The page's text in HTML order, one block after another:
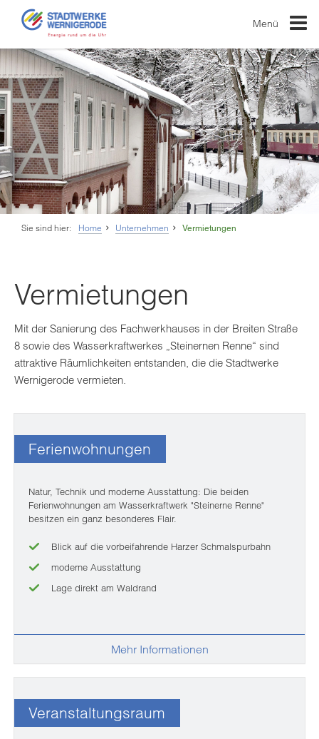
Menü
Sie sind hier: Home Unternehmen Vermietungen
Vermietungen
Mit der Sanierung des Fachwerkhauses in der Breiten Straße
8 sowie des Wasserkraftwerkes „Steinernen Renne“ sind
attraktive Räumlichkeiten entstanden, die die Stadtwerke
Wernigerode vermieten.
Ferienwohnungen
Natur, Technik und moderne Ausstattung: Die beiden
Ferienwohnungen am Wasserkraftwerk "Steinerne Renne"
besitzen ein ganz besonderes Flair.
Blick auf die vorbeifahrende Harzer Schmalspurbahn
moderne Ausstattung
Lage direkt am Waldrand
Mehr Informationen
Veranstaltungsraum